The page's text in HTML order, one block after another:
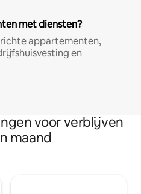
met diensten?
appartementen,
en
voor verblijven
maand